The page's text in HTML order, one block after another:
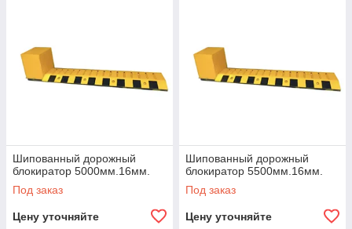
Шипованный дорожный
блокиратор 5000мм.16мм.
Под заказ
Цену уточняйте
Шипованный дорожный
блокиратор 5500мм.16мм.
Под заказ
Цену уточняйте